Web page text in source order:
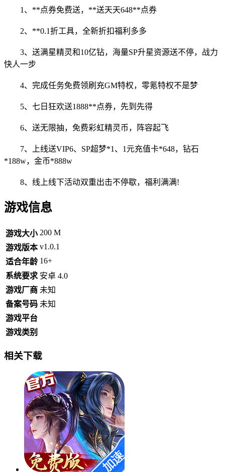
1、 **点券免费送，**送天天648**点券
2、**0.1折工具，全新折扣福利多多
3、送满星精灵和10亿钻， 海量SP升星资源送不停，战力
快人一步
4、完成任务免费领刷充GM特权，零氪特权不是梦
5、七日狂欢送1888**点券，先到先得
6、送无限抽，免费彩虹精灵币，阵容起飞
7、上线送VIP6、SP超梦*1、1元充值卡*648，钻石
*188w，金币*888w
8、线上线下活动双重出击不停歇，福利满满!
游戏信息
游戏大小 200 M
游戏版本 v1.0.1
适合年龄 16+
系统要求 安卓 4.0
游戏厂商 未知
备案号码 未知
游戏平台
游戏类别
相关下载